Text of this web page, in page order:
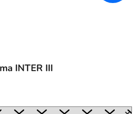
INTER III